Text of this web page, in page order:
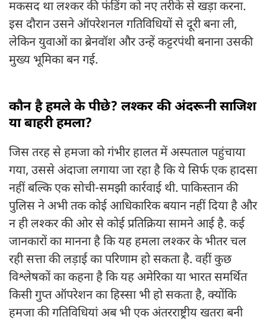
मकसद था लश्कर की फंडिंग को नए तरीके से खड़ा करना.
इस दौरान उसने ऑपरेशनल गतिविधियों से दूरी बना ली,
लेकिन युवाओं का ब्रेनवॉश और उन्हें कट्टरपंथी बनाना उसकी
मुख्य भूमिका बन गई.
कौन है हमले के पीछे? लश्कर की अंदरूनी साजिश
या बाहरी हमला?
जिस तरह से हमजा को गंभीर हालत में अस्पताल पहुंचाया
गया, उससे अंदाजा लगाया जा रहा है कि ये सिर्फ एक हादसा
नहीं बल्कि एक सोची-समझी कार्रवाई थी. पाकिस्तान की
पुलिस ने अभी तक कोई आधिकारिक बयान नहीं दिया है और
न ही लश्कर की ओर से कोई प्रतिक्रिया सामने आई है. कई
जानकारों का मानना है कि यह हमला लश्कर के भीतर चल
रही सत्ता की लड़ाई का परिणाम हो सकता है. वहीं कुछ
विश्लेषकों का कहना है कि यह अमेरिका या भारत समर्थित
किसी गुप्त ऑपरेशन का हिस्सा भी हो सकता है, क्योंकि
हमजा की गतिविधियां अब भी एक अंतरराष्ट्रीय खतरा बनी